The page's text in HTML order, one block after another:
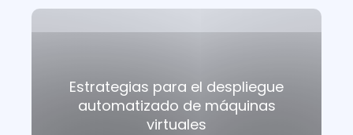
Estrategias para el despliegue
automatizado de máquinas
virtuales